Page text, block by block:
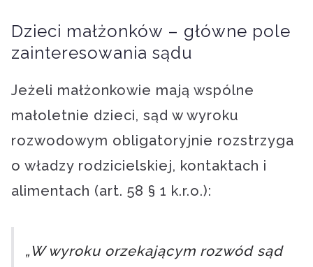
Dzieci małżonków – główne pole
zainteresowania sądu
Jeżeli małżonkowie mają wspólne
małoletnie dzieci, sąd w wyroku
rozwodowym obligatoryjnie rozstrzyga
o władzy rodzicielskiej, kontaktach i
alimentach (art. 58 § 1 k.r.o.):
„W wyroku orzekającym rozwód sąd